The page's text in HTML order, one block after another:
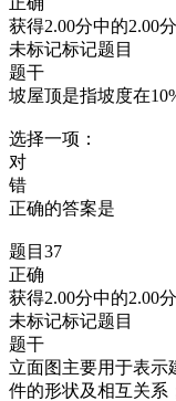
获得2.00分中的2.00分
未标记标记题目
题干
坡屋顶是指坡度在
选择一项：
对
错
正确的答案是
题目37
正确
获得2.00分中的2.00分
未标记标记题目
题干
立面图主要用于表示
件的形状及相互关系